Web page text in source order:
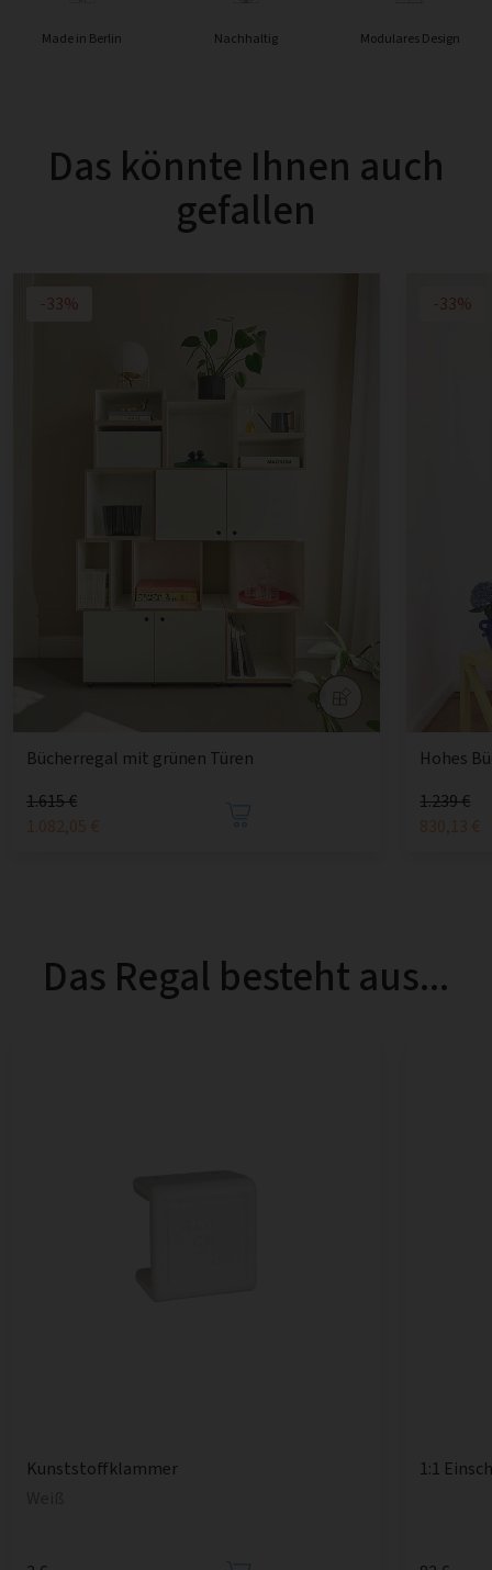
Made in Berlin Nachhaltig Modulares Design
Das könnte Ihnen auch
gefallen
-33%
Bücherregal mit grünen Türen
1.615 €
1.082,05 €
-33%
Hohes
1.239 €
830,13 €
Das Regal besteht aus...
Kunststoffklammer
1:1